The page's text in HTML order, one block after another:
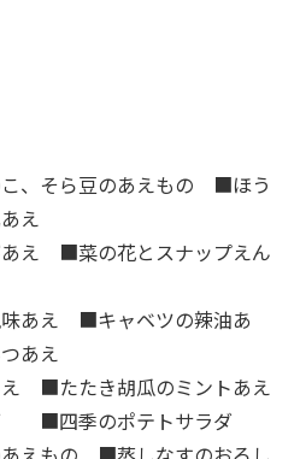
え方
、そら豆のあえもの ■ほう
え
え ■菜の花とスナップえん
あえ ■キャベツの辣油あ
あえ
■たたき胡瓜のミントあえ
■四季のポテトサラダ